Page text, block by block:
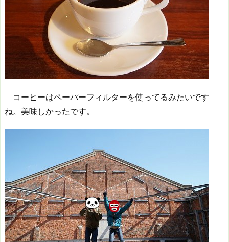
コーヒーはペーパーフィルターを使ってるみたいです
ね。美味しかったです。